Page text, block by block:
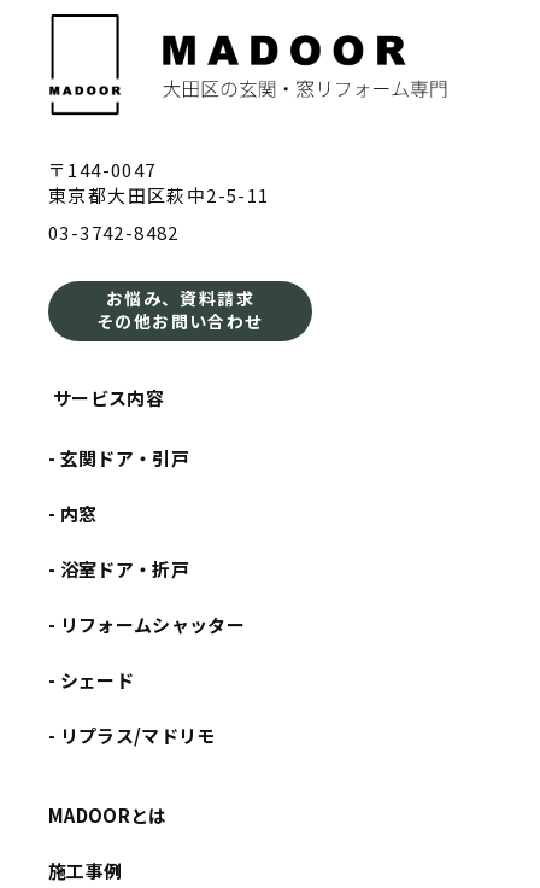
〒144-0047
東京都大田区萩中2-5-11
03-3742-8482
お悩み、資料請求
その他お問い合わせ
サービス内容
- 玄関ドア・引戸
- 内窓
- 浴室ドア・折戸
- リフォームシャッター
- シェード
- リプラス/マドリモ
MADOORとは
施工事例